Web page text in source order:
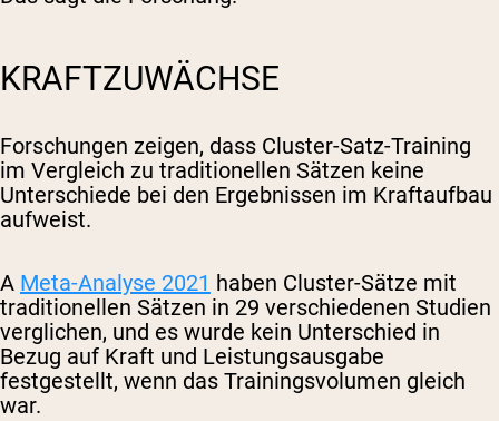
KRAFTZUWÄCHSE
Forschungen zeigen, dass Cluster-Satz-Training
im Vergleich zu traditionellen Sätzen keine
Unterschiede bei den Ergebnissen im Kraftaufbau
aufweist.
A Meta-Analyse 2021 haben Cluster-Sätze mit
traditionellen Sätzen in 29 verschiedenen Studien
verglichen, und es wurde kein Unterschied in
Bezug auf Kraft und Leistungsausgabe
festgestellt, wenn das Trainingsvolumen gleich
war.